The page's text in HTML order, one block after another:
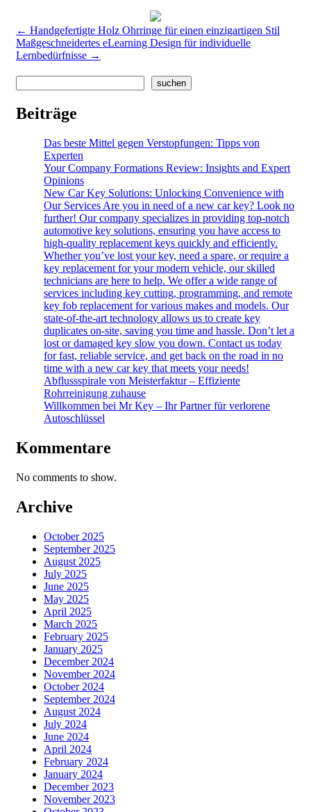
Post
navigation
← Handgefertigte Holz Ohrringe für einen einzigartigen Stil
Maßgeschneidertes eLearning Design für individuelle
Lernbedürfnisse →
suchen
Beiträge
Das beste Mittel gegen Verstopfungen: Tipps von
Experten
Your Company Formations Review: Insights and Expert
Opinions
New Car Key Solutions: Unlocking Convenience with
Our Services Are you in need of a new car key? Look no
further! Our company specializes in providing top-notch
automotive key solutions, ensuring you have access to
high-quality replacement keys quickly and efficiently.
Whether you’ve lost your key, need a spare, or require a
key replacement for your modern vehicle, our skilled
technicians are here to help. We offer a wide range of
services including key cutting, programming, and remote
key fob replacement for various makes and models. Our
state-of-the-art technology allows us to create key
duplicates on-site, saving you time and hassle. Don’t let a
lost or damaged key slow you down. Contact us today
for fast, reliable service, and get back on the road in no
time with a new car key that meets your needs!
Abflussspirale von Meisterfaktur – Effiziente
Rohrreinigung zuhause
Willkommen bei Mr Key – Ihr Partner für verlorene
Autoschlüssel
Kommentare
No comments to show.
Archive
October 2025
September 2025
August 2025
July 2025
June 2025
May 2025
April 2025
March 2025
February 2025
January 2025
December 2024
November 2024
October 2024
September 2024
August 2024
July 2024
June 2024
April 2024
February 2024
January 2024
December 2023
November 2023